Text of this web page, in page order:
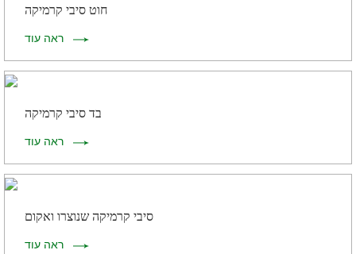
חוט סיבי קרמיקה
ראה עוד
בד סיבי קרמיקה
ראה עוד
סיבי קרמיקה שנוצרו ואקום
ראה עוד